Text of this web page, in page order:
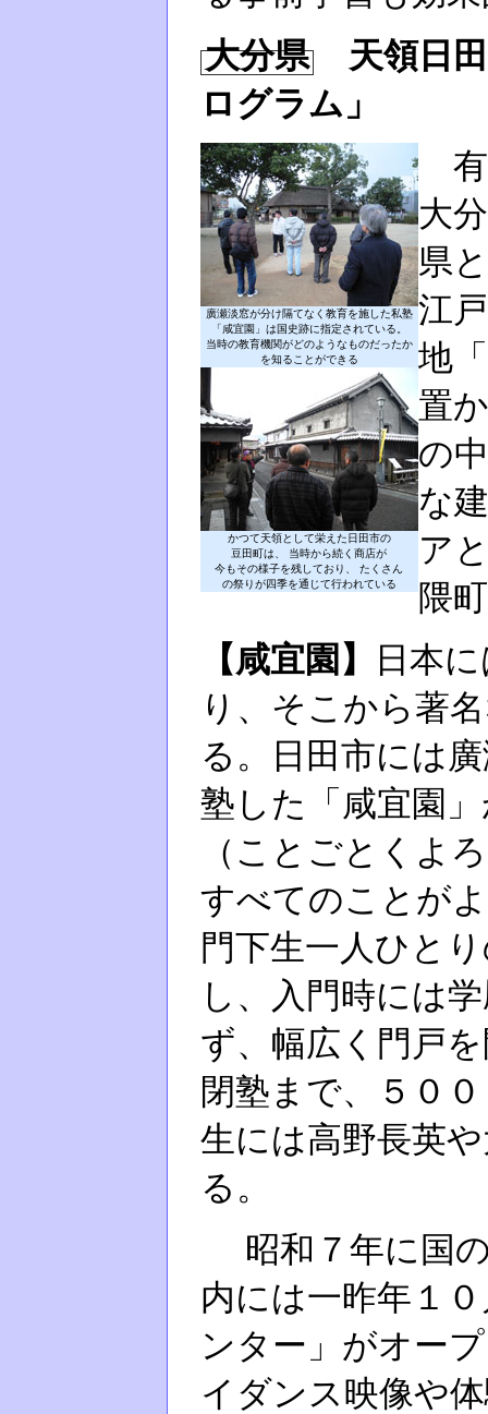
大分県天領日田
ログラム」
廣瀬淡窓が分け隔てなく教育を施した私塾
「咸宜園」は国史跡に指定されている。
当時の教育機関がどのようなものだったか
を知ることができる
かつて天領として栄えた日田市の
豆田町は、 当時から続く商店が
今もその様子を残しており、 たくさん
の祭りが四季を通じて行われている
有
大
県
江
地
置
の
な
ア
隈
【咸宜園】
日本
り、そこから著
る。日田市には
塾した「咸宜園
（ことごとくよ
すべてのことが
門下生一人ひと
し、入門時には
ず、幅広く門戸
閉塾まで、５０
生には高野長英
る。
昭和７年に国
内には一昨年１
ンター」がオー
イダンス映像や